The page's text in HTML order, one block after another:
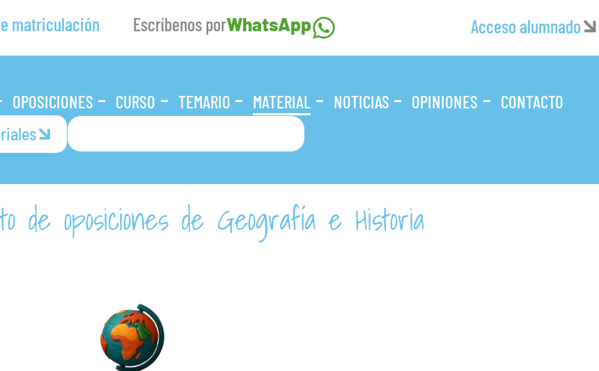
matriculación Escríbenos porWhatsApp Acceso alumnado
OPOSICIONES CURSO TEMARIO MATERIAL NOTICIAS OPINIONES CONTACTO
de oposiciones de Geografía e Historia